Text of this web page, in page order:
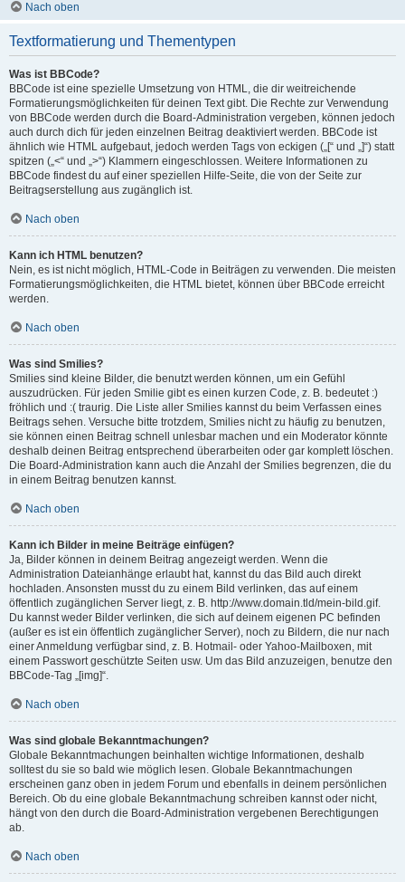
Nach oben
Textformatierung und Thementypen
Was ist BBCode?
BBCode ist eine spezielle Umsetzung von HTML, die dir weitreichende
Formatierungsmöglichkeiten für deinen Text gibt. Die Rechte zur Verwendung
von BBCode werden durch die Board-Administration vergeben, können jedoch
auch durch dich für jeden einzelnen Beitrag deaktiviert werden. BBCode ist
ähnlich wie HTML aufgebaut, jedoch werden Tags von eckigen („[“ und „]“) statt
spitzen („<“ und „>“) Klammern eingeschlossen. Weitere Informationen zu
BBCode findest du auf einer speziellen Hilfe-Seite, die von der Seite zur
Beitragserstellung aus zugänglich ist.
Nach oben
Kann ich HTML benutzen?
Nein, es ist nicht möglich, HTML-Code in Beiträgen zu verwenden. Die meisten
Formatierungsmöglichkeiten, die HTML bietet, können über BBCode erreicht
werden.
Nach oben
Was sind Smilies?
Smilies sind kleine Bilder, die benutzt werden können, um ein Gefühl
auszudrücken. Für jeden Smilie gibt es einen kurzen Code, z. B. bedeutet :)
fröhlich und :( traurig. Die Liste aller Smilies kannst du beim Verfassen eines
Beitrags sehen. Versuche bitte trotzdem, Smilies nicht zu häufig zu benutzen,
sie können einen Beitrag schnell unlesbar machen und ein Moderator könnte
deshalb deinen Beitrag entsprechend überarbeiten oder gar komplett löschen.
Die Board-Administration kann auch die Anzahl der Smilies begrenzen, die du
in einem Beitrag benutzen kannst.
Nach oben
Kann ich Bilder in meine Beiträge einfügen?
Ja, Bilder können in deinem Beitrag angezeigt werden. Wenn die
Administration Dateianhänge erlaubt hat, kannst du das Bild auch direkt
hochladen. Ansonsten musst du zu einem Bild verlinken, das auf einem
öffentlich zugänglichen Server liegt, z. B. http://www.domain.tld/mein-bild.gif.
Du kannst weder Bilder verlinken, die sich auf deinem eigenen PC befinden
(außer es ist ein öffentlich zugänglicher Server), noch zu Bildern, die nur nach
einer Anmeldung verfügbar sind, z. B. Hotmail- oder Yahoo-Mailboxen, mit
einem Passwort geschützte Seiten usw. Um das Bild anzuzeigen, benutze den
BBCode-Tag „[img]“.
Nach oben
Was sind globale Bekanntmachungen?
Globale Bekanntmachungen beinhalten wichtige Informationen, deshalb
solltest du sie so bald wie möglich lesen. Globale Bekanntmachungen
erscheinen ganz oben in jedem Forum und ebenfalls in deinem persönlichen
Bereich. Ob du eine globale Bekanntmachung schreiben kannst oder nicht,
hängt von den durch die Board-Administration vergebenen Berechtigungen
ab.
Nach oben